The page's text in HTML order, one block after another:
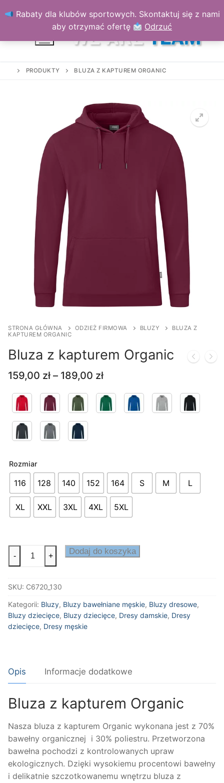
Rabaty dla klubów sportowych. Skontaktuj się z nami
aby otrzymać ofertę
Odrzuć
do
PRODUKTY BLUZA Z KAPTUREM ORGANIC
STRONA GŁÓWNA ODZIEŻ FIRMOWA BLUZY
BLUZA Z
KAPTUREM ORGANIC
Bluza z kapturem Organic
159,00 zł – 189,00 złZakres
od
159,00 zł
do
Rozmiar
116 128 140 152 164 S M L
XL XXL 3XL 4XL 5XL
kapturem
Organic
- + Dodaj do koszyka
SKU: C6720_130
Kategorii: Bluzy, Bluzy bawełniane męskie, Bluzy dresowe,
Bluzy dziecięce, Bluzy dziecięce, Dresy damskie, Dresy
dziecięce, Dresy męskie
Opis Informacje dodatkowe
Bluza z kapturem Organic
Nasza bluza z kapturem Organic wykonana jest z 70%
bawełny organicznej i 30% poliestru. Przetworzona
bawełna pochodzi z kontrolowanych upraw
ekologicznych. Dzięki wysokiemu procentowi bawełny
i delikatnie szczotkowanemu wnętrzu bluza z